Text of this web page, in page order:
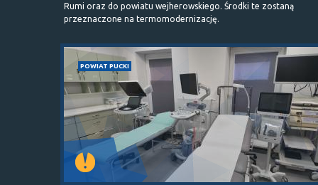
Rumi oraz do powiatu wejherowskiego. Środki te zostaną
przeznaczone na termomodernizację.
POWIAT PUCKI